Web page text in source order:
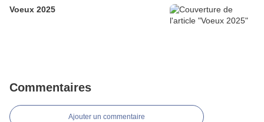
Voeux 2025
Commentaires
Ajouter un commentaire